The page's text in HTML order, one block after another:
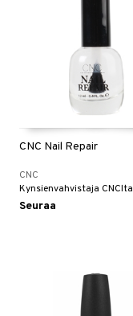
CNC Nail Repair
CNC
Kynsienvahvistaja CNClta
Seuraa